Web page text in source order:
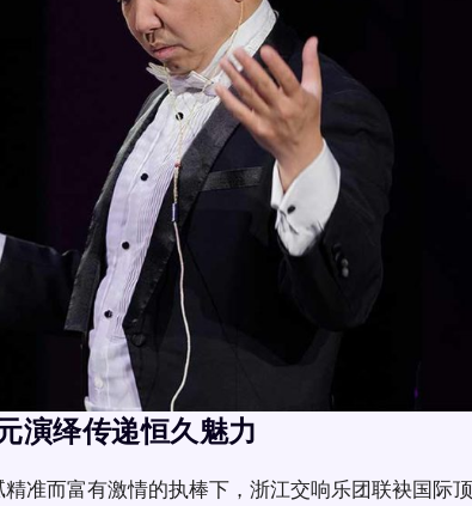
演绎传递恒久 魅力
准而富有激情的执棒下，浙江交响乐团联袂国际